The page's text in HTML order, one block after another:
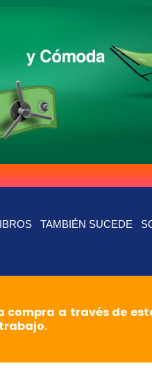
TAMBIÉN SUCEDE
compra a través de